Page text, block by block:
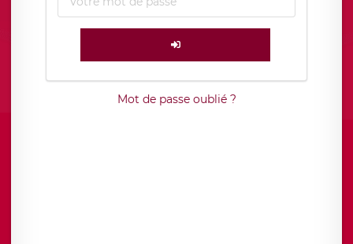
Mot de passe oublié ?